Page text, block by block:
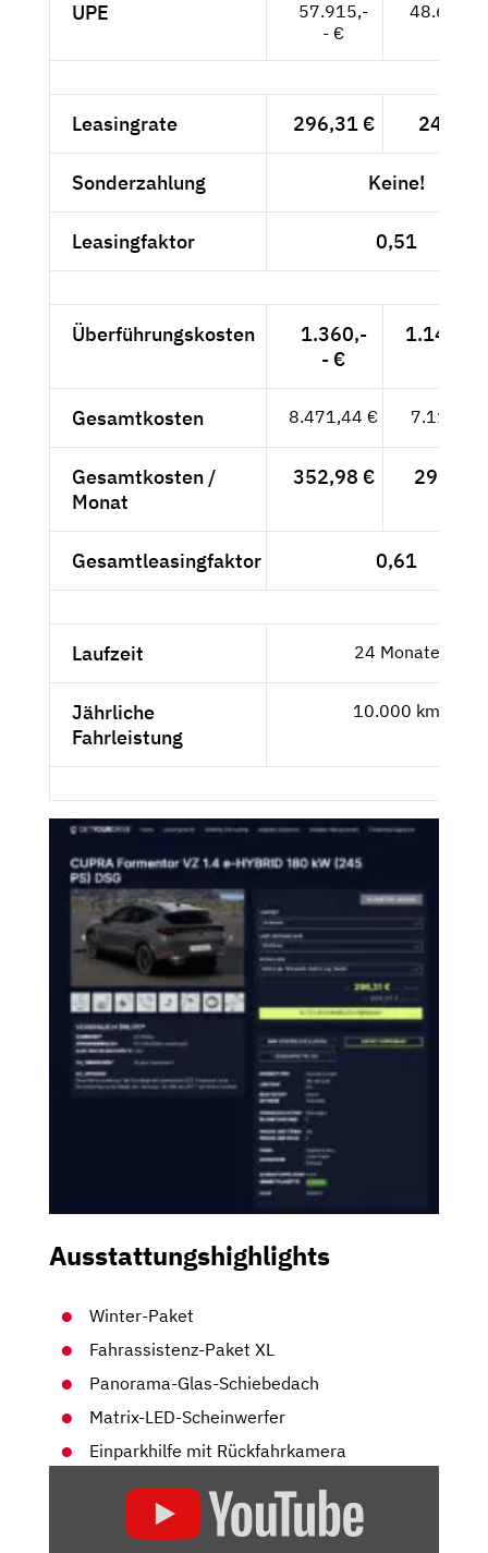
UPE
57.915,-
- €
Leasingrate 296,31 € 249,--
Sonderzahlung Keine!
Leasingfaktor 0,51
Überführungskosten
1.360,-
- €
Gesamtkosten 8.471,44 € 7.118,86
Gesamtkosten /
Monat
352,98 € 296,62
Gesamtleasingfaktor 0,61
Laufzeit 24 Monate
Jährliche
Fahrleistung
10.000 km
Ausstattungshighlights
Winter-Paket
Fahrassistenz-Paket XL
Panorama-Glas-Schiebedach
Matrix-LED-Scheinwerfer
Einparkhilfe mit Rückfahrkamera
FORMENTOR